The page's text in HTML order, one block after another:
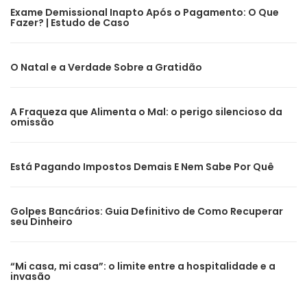
Exame Demissional Inapto Após o Pagamento: O Que
Fazer? | Estudo de Caso
O Natal e a Verdade Sobre a Gratidão
A Fraqueza que Alimenta o Mal: o perigo silencioso da
omissão
Está Pagando Impostos Demais E Nem Sabe Por Quê
Golpes Bancários: Guia Definitivo de Como Recuperar
seu Dinheiro
“Mi casa, mi casa”: o limite entre a hospitalidade e a
invasão